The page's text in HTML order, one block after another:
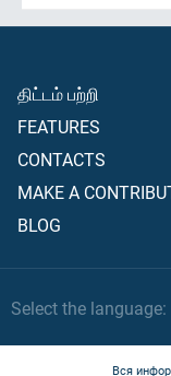
திட்டம் பற்றி
FEATURES
CONTACTS
MAKE A
BLOG
Select the language:
Вся